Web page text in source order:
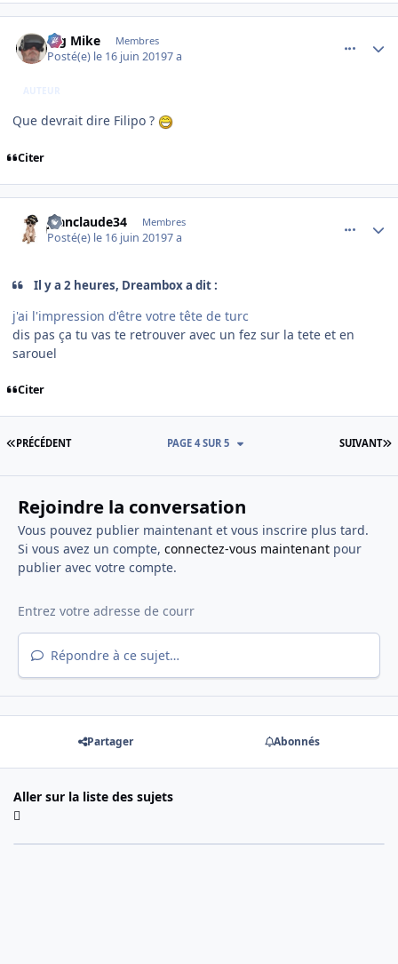
Big Mike Membres
Posté(e) le 16 juin 20197 a
AUTEUR
Que devrait dire Filipo ?
Citer
jeanclaude34 Membres
Posté(e) le 16 juin 20197 a
Il y a 2 heures, Dreambox a dit :
j'ai l'impression d'être votre tête de turc
dis pas ça tu vas te retrouver avec un fez sur la tete et en
sarouel
Citer
PREMIÈRE PAGE
PRÉCÉDENT SUIVANT
PAGE 4 SUR 5
Rejoindre la conversation
Vous pouvez publier maintenant et vous inscrire plus tard.
Si vous avez un compte, connectez-vous maintenantpour
publier avec votre compte.
Répondre à ce sujet…
Partager Abonnés
Aller sur la liste des sujets